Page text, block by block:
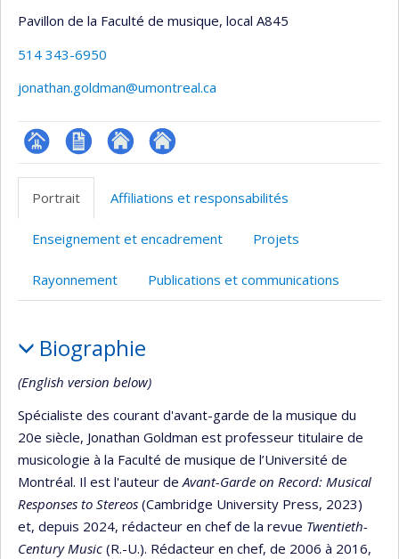
Pavillon de la Faculté de musique, local A845
514 343-6950
jonathan.goldman@umontreal.ca
Page CV
Autre
site
Autre
Portrait Affiliations et responsabilités
Enseignement et encadrement Projets
Rayonnement Publications et communications
Biographie
(English version below)
Spécialiste des courant d'avant-garde de la musique du
20e siècle, Jonathan Goldman est professeur titulaire de
musicologie à la Faculté de musique de l’Université de
Montréal. Il est l'auteur deAvant-Garde on Record: Musical
Responses to Stereos (Cambridge University Press, 2023)
et, depuis 2024, rédacteur en chef de la revue Twentieth-
Century Music (R.-U.). Rédacteur en chef, de 2006 à 2016,